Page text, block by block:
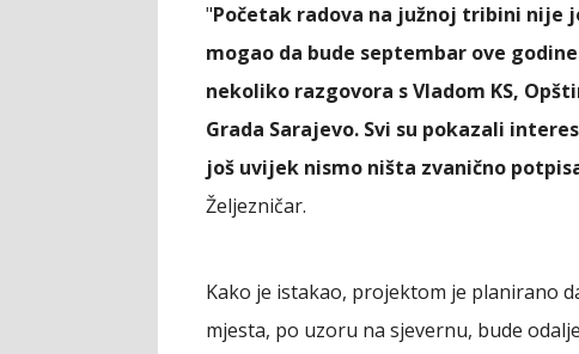
"Početak radova na južnoj tribini nije
mogao da bude septembar ove
nekoliko razgovora s Vladom KS,
Grada Sarajevo. Svi su pokazali
još uvijek nismo ništa zvanično
Željezničar.
Kako je istakao, projektom je planirano
mjesta, po uzoru na sjevernu, bude